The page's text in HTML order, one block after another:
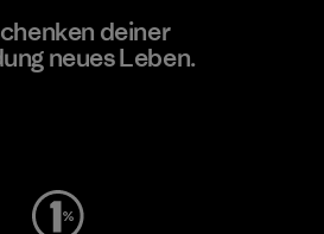
deiner
neues Leben.